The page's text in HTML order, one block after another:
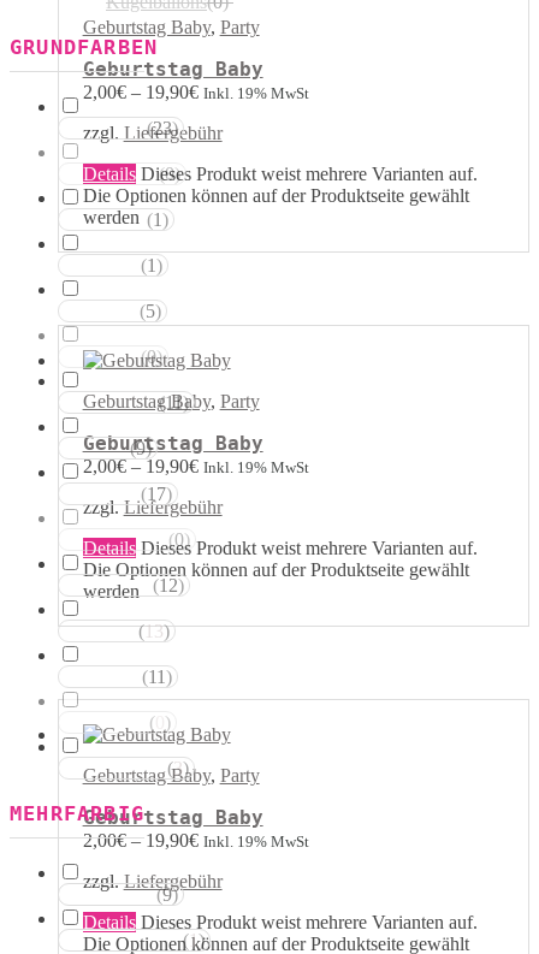
Geburtstag Baby, Party
Geburtstag Baby
2,00€– 19,90€ Inkl. 19% MwSt
zzgl. Liefergebühr
Details Dieses Produkt weist mehrere Varianten auf.
Die Optionen können auf der Produktseite gewählt
werden
Geburtstag Baby, Party
Geburtstag Baby
2,00€–19,90€ Inkl. 19% MwSt
zzgl.Liefergebühr
Details Dieses Produkt weist mehrere Varianten auf.
Die Optionen können auf der Produktseite gewählt
werden
Geburtstag Baby, Party
Geburtstag Baby
2,00€–19,90€ Inkl. 19% MwSt
zzgl.Liefergebühr
Details Dieses Produkt weist mehrere Varianten auf.
Die Optionen können auf der Produktseite gewählt
GRUNDFARBEN
Weisstöne (23)
Transparent (0)
Silbertöne (1)
(1)
(5)
Goldtöne (0)
Orangetöne (11)
Rottöne (9)
(17)
Magentatöne (0)
Violetttöne (12)
Blautöne (13)
(11)
Brauntöne ( )
Schwarztöne (3)
MEHRFARBIG
Rosa Weiss (9)
Schwarz Weiss (1)